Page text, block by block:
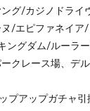
グ/カジノドライ
ヌ/エピファネイア
ングダム/ルーラ
クレース場、デ
プアップガチャ